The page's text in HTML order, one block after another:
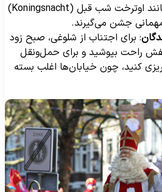
برخی شهرها مانند اوترخت شب قبل (Koningsnacht)
جشن می‌گیرند.
: برای اجتناب از شلوغی، صبح زود
کفش راحت بپوشید و برای حمل‌ونقل
کنید، چون خیابان‌ها اغلب بسته